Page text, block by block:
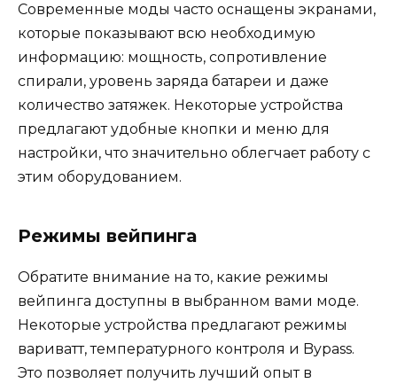
Современные моды часто оснащены экранами,
которые показывают всю необходимую
информацию: мощность, сопротивление
спирали, уровень заряда батареи и даже
количество затяжек. Некоторые устройства
предлагают удобные кнопки и меню для
настройки, что значительно облегчает работу с
этим оборудованием.
Режимы вейпинга
Обратите внимание на то, какие режимы
вейпинга доступны в выбранном вами моде.
Некоторые устройства предлагают режимы
вариватт, температурного контроля и Bypass.
Это позволяет получить лучший опыт в